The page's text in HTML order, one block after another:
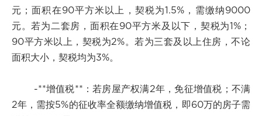
元；面积在90平方米以上，契税为1.5%，需缴纳9000
元。若为二套房，面积在90平方米及以下，契税为1%；
90平方米以上，契税为2%。若为三套及以上住房，不论
面积大小，契税均为3%。
-**增值税**：若房屋产权满2年，免征增值税；不满
2年，需按5%的征收率全额缴纳增值税，即60万的房子需